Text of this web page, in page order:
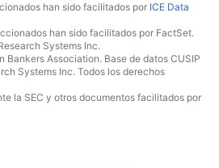
han sido facilitados por ICE Data
han sido facilitados por FactSet.
Systems Inc.
Association. Base de datos CUSIP
Systems Inc. Todos los derechos
la SEC y otros documentos facilitados por